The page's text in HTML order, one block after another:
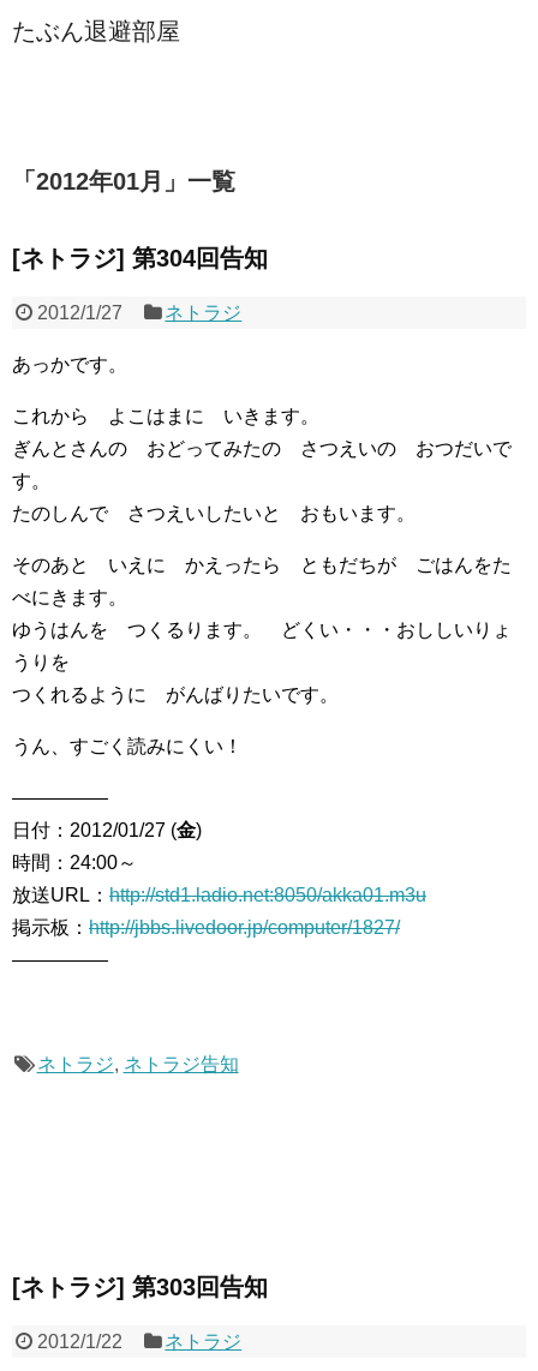
たぶん退避部屋
「 2012年01月 」 一覧
[ネトラジ] 第304回告知
2012/1/27 ネトラジ
あっかです。
これから よこはまに いきます。
ぎんとさんの おどってみたの さつえいの おつだいで
す。
たのしんで さつえいしたいと おもいます。
そのあと いえに かえったら ともだちが ごはんをた
べにきます。
ゆうはんを つくるります。 どくい・・・おししいりょ
うりを
つくれるように がんばりたいです。
うん、すごく読みにくい！
―――――
日付：2012/01/27 (金)
時間：24:00～
放送URL： http://std1.ladio.net:8050/akka01.m3u
掲示板： http://jbbs.livedoor.jp/computer/1827/
―――――
ネトラジ, ネトラジ告知
[ネトラジ] 第303回告知
2012/1/22 ネトラジ